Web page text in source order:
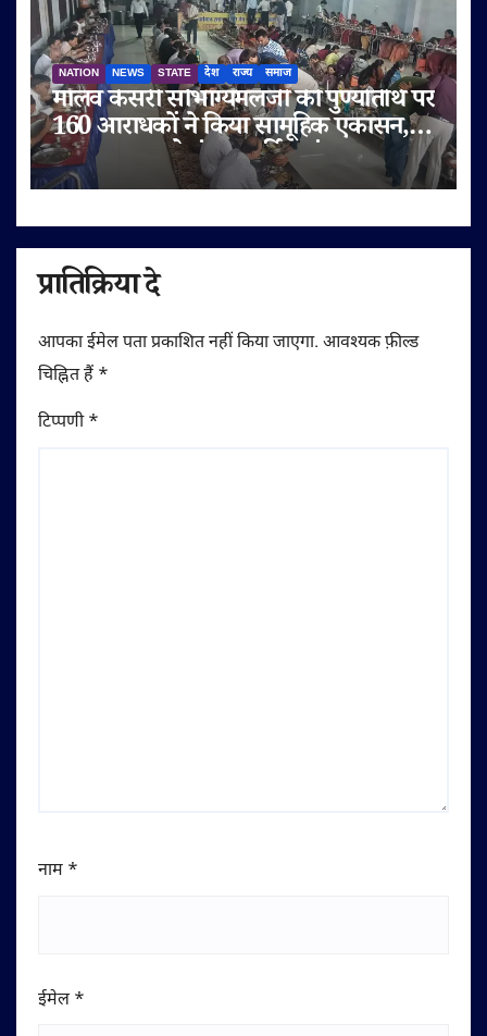
NATION NEWS STATE देश राज्य समाज
मालव केसरी सौभाग्यमलजी की पुण्यतिथि पर
160 आराधकों ने किया सामूहिक एकासन,
तप-आराधना से गूंजा चतुर्विध संघ
प्रातिक्रिया दे
आपका ईमेल पता प्रकाशित नहीं किया जाएगा. आवश्यक फ़ील्ड
चिह्नित हैं *
टिप्पणी*
नाम *
ईमेल *